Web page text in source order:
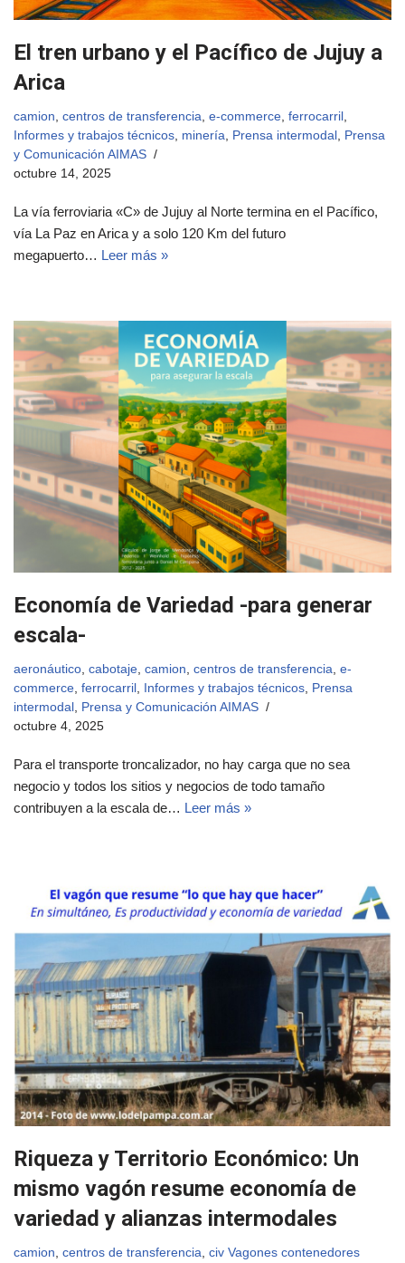
El tren urbano y el Pacífico de Jujuy a
Arica
camion centros de transferencia e-commerce ferrocarril
Informes y trabajos técnicos minería Prensa intermodal Prensa
y Comunicación AIMAS
octubre 14, 2025
La vía ferroviaria «C» de Jujuy al Norte termina en el Pacífico,
vía La Paz en Arica y a solo 120 Km del futuro
megapuerto… Leer más »
Economía de Variedad -para generar
escala-
aeronáutico, cabotaje, camion, centros de transferencia, e-
commerce, ferrocarril , Informes y trabajos técnicos, Prensa
intermodal , Prensa y Comunicación AIMAS
octubre 4, 2025
Para el transporte troncalizador, no hay carga que no sea
negocio y todos los sitios y negocios de todo tamaño
contribuyen a la escala de… Leer más »
Riqueza y Territorio Económico: Un
mismo vagón resume economía de
variedad y alianzas intermodales
camion centros de transferencia civ Vagones contenedores